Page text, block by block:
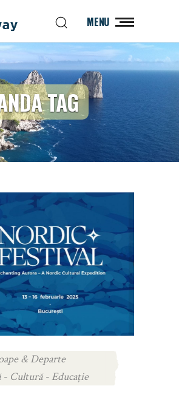
MENU
TAG
& Departe
Cultură - Educație